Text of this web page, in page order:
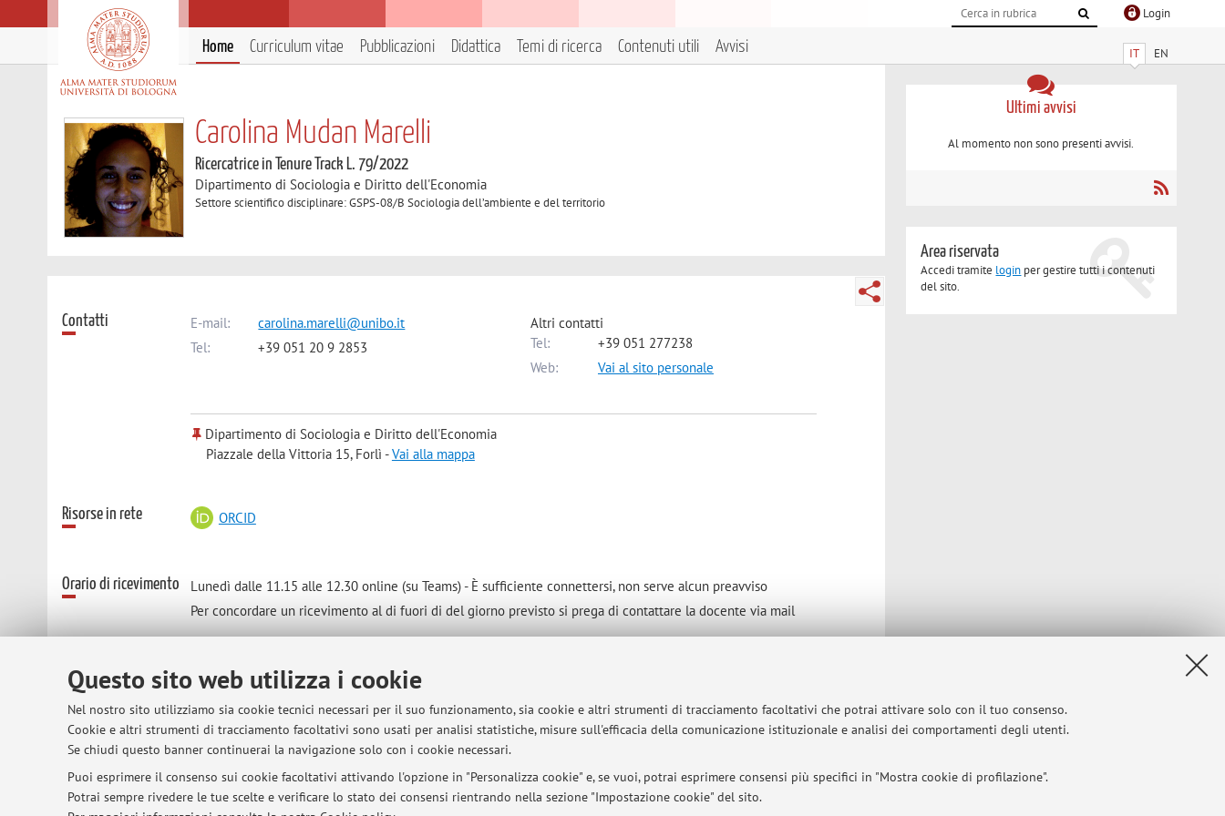
Questo sito web utilizza i cookie
Nel nostro sito utilizziamo sia cookie tecnici necessari per il suo funzionamento, sia cookie e altri strumenti di tracciamento facoltativi che potrai attivare solo con il tuo consenso.
Cookie e altri strumenti di tracciamento facoltativi sono usati per analisi statistiche, misure sull'efficacia della comunicazione istituzionale e analisi dei comportamenti degli utenti.
Se chiudi questo banner continuerai la navigazione solo con i cookie necessari.
Puoi esprimere il consenso sui cookie facoltativi attivando l'opzione in "Personalizza cookie" e, se vuoi, potrai esprimere consensi più specifici in "Mostra cookie di profilazione".
Potrai sempre rivedere le tue scelte e verificare lo stato dei consensi rientrando nella sezione "Impostazione cookie" del sito.
Login
IT EN
Home Curriculum vitae Pubblicazioni Didattica Temi di ricerca Contenuti utili Avvisi
Carolina Mudan Marelli
Ricercatrice in Tenure Track L. 79/2022
Dipartimento di Sociologia e Diritto dell'Economia
Settore scientifico disciplinare: GSPS-08/B Sociologia dell’ambiente e del territorio
Contatti E-mail:
carolina.marelli@unibo.it
Tel:
+39 051 20 9 2853
Altri contatti
Tel:
+39 051 277238
Web:
Vai al sito personale
Dipartimento di Sociologia e Diritto dell'Economia
Piazzale della Vittoria 15, Forlì -Vai alla mappa
Risorse in rete ORCID
Orario di ricevimento
Lunedì dalle 11.15 alle 12.30 online (su Teams) - È sufficiente connettersi, non serve alcun preavviso
Per concordare un ricevimento al di fuori di del giorno previsto si prega di contattare la docente via mail
Ultimi avvisi
Al momento non sono presenti avvisi.
Area riservata
Accedi tramite login per gestire tutti i contenuti
del sito.